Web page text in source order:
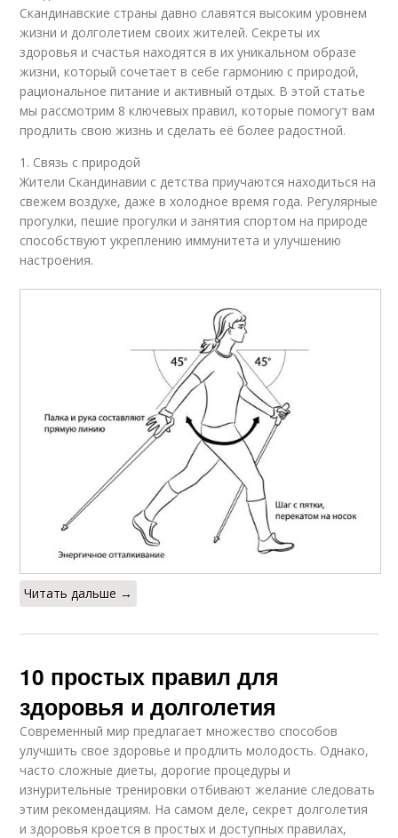
Скандинавские страны давно славятся высоким уровнем
жизни и долголетием своих жителей. Секреты их
здоровья и счастья находятся в их уникальном образе
жизни, который сочетает в себе гармонию с природой,
рациональное питание и активный отдых. В этой статье
мы рассмотрим 8 ключевых правил, которые помогут вам
продлить свою жизнь и сделать её более радостной.
1. Связь с природой
Жители Скандинавии с детства приучаются находиться на
свежем воздухе, даже в холодное время года. Регулярные
прогулки, пешие прогулки и занятия спортом на природе
способствуют укреплению иммунитета и улучшению
настроения.
Читать дальше →
10 простых правил для
здоровья и долголетия
Современный мир предлагает множество способов
улучшить свое здоровье и продлить молодость. Однако,
часто сложные диеты, дорогие процедуры и
изнурительные тренировки отбивают желание следовать
этим рекомендациям. На самом деле, секрет долголетия
и здоровья кроется в простых и доступных правилах,